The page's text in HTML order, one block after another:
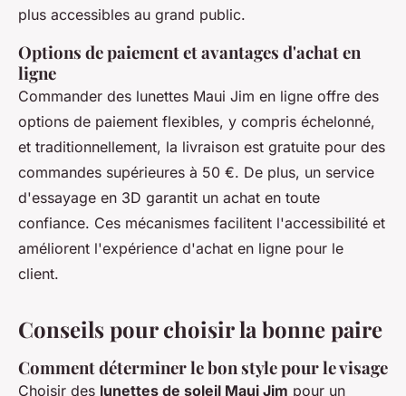
plus accessibles au grand public.
Options de paiement et avantages d'achat en
ligne
Commander des lunettes Maui Jim en ligne offre des
options de paiement flexibles, y compris échelonné,
et traditionnellement, la livraison est gratuite pour des
commandes supérieures à 50 €. De plus, un service
d'essayage en 3D garantit un achat en toute
confiance. Ces mécanismes facilitent l'accessibilité et
améliorent l'expérience d'achat en ligne pour le
client.
Conseils pour choisir la bonne paire
Comment déterminer le bon style pour le visage
Choisir des lunettes de soleil Maui Jim pour un